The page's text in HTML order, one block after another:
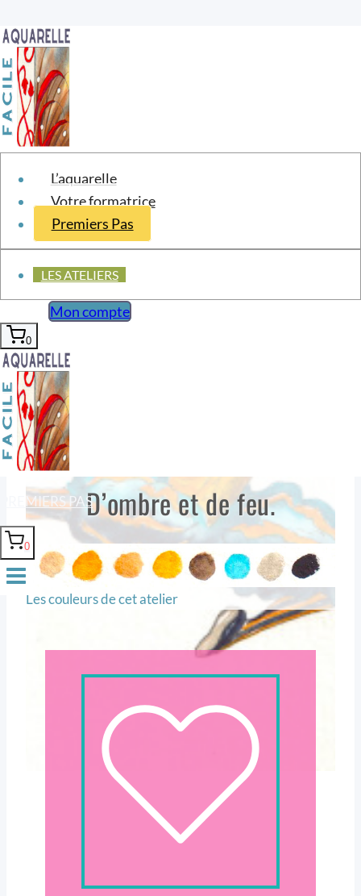
Aller
au
contenu
L’aquarelle
Votre formatrice
Premiers Pas
LES ATELIERS
Mon compte
0
PREMIERS PAS
0
Position :
le saut de danse
D’ombre et de feu.
Les couleurs de cet atelier